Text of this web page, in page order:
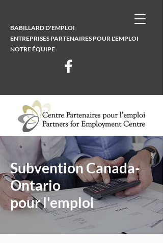
BABILLARD D'EMPLOI
ENTREPRISES PARTENAIRES POUR L'EMPLOI
NOTRE ÉQUIPE
Subvention Canada-
Ontario
pour l'emploi